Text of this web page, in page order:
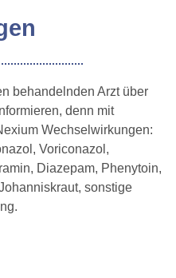
behandelnden Arzt über
denn mit
Wechselwirkungen:
Voriconazol,
Diazepam, Phenytoin,
sonstige